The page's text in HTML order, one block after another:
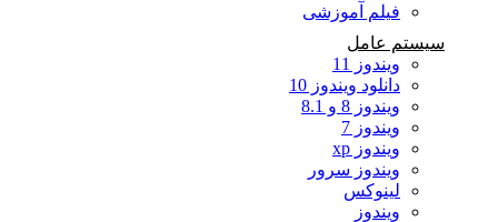
فیلم آموزشی
سیستم عامل
ویندوز 11
دانلود ویندوز 10
ویندوز 8 و 8.1
ویندوز 7
ویندوز xp
ویندوز سرور
لینوکس
ویندوز